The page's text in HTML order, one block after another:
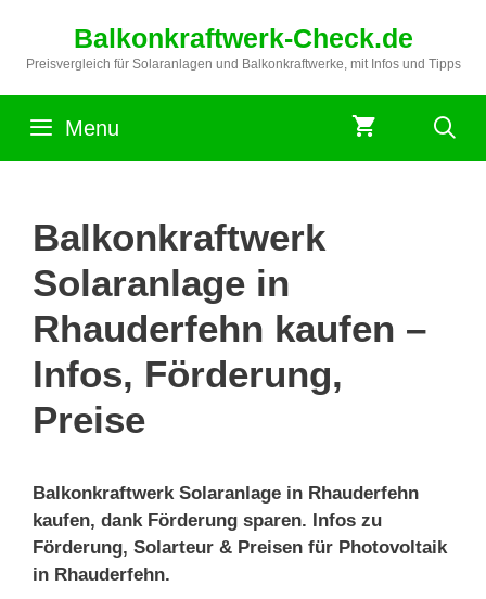
springen
Balkonkraftwerk-Check.de
Preisvergleich für Solaranlagen und Balkonkraftwerke, mit Infos und Tipps
Menu
Balkonkraftwerk
Solaranlage in
Rhauderfehn kaufen –
Infos, Förderung,
Preise
Balkonkraftwerk Solaranlage in Rhauderfehn
kaufen, dank Förderung sparen. Infos zu
Förderung, Solarteur & Preisen für Photovoltaik
in Rhauderfehn.